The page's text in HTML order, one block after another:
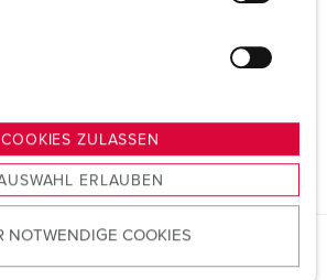
COOKIES ZULASSEN
ERLAUBEN
NOTWENDIGE COOKIES